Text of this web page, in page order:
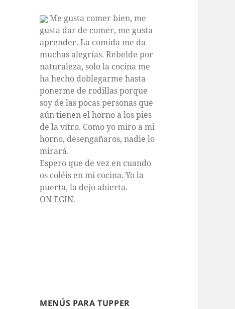
Me gusta comer bien, me
gusta dar de comer, me gusta
aprender. La comida me da
muchas alegrías. Rebelde por
naturaleza, solo la cocina me
ha hecho doblegarme hasta
ponerme de rodillas porque
soy de las pocas personas que
aún tienen el horno a los pies
de la vitro. Como yo miro a mi
horno, desengañaros, nadie lo
mirará.
Espero que de vez en cuando
os coléis en mi cocina. Yo la
puerta, la dejo abierta.
ON EGIN.
MENÚS PARA TUPPER